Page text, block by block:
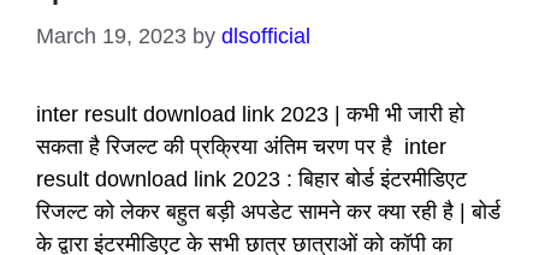
March 19, 2023 by dlsofficial
inter result download link 2023 | कभी भी जारी हो
सकता है रिजल्ट की प्रक्रिया अंतिम चरण पर है inter
result download link 2023 : बिहार बोर्ड इंटरमीडिएट
रिजल्ट को लेकर बहुत बड़ी अपडेट सामने कर क्या रही है | बोर्ड
के द्वारा इंटरमीडिएट के सभी छात्र छात्राओं को कॉपी का